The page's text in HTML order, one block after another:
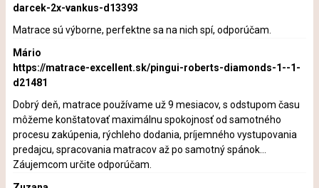
darcek-2x-vankus-d13393
Matrace sú výborne, perfektne sa na nich spí, odporúčam.
Mário
https://matrace-excellent.sk/pingui-roberts-diamonds-1--1-
d21481
Dobrý deň, matrace používame už 9 mesiacov, s odstupom času
môžeme konštatovať maximálnu spokojnosť od samotného
procesu zakúpenia, rýchleho dodania, príjemného vystupovania
predajcu, spracovania matracov až po samotný spánok...
Záujemcom určite odporúčam.